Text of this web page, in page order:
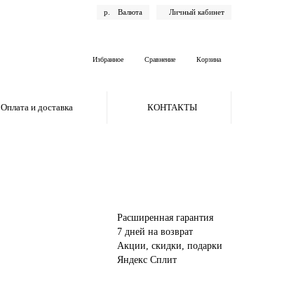
р. Валюта Личный кабинет
Избранное Сравнение Корзина
Оплата и доставка КОНТАКТЫ
Расширенная гарантия
7 дней на возврат
Акции, скидки, подарки
Яндекс Сплит